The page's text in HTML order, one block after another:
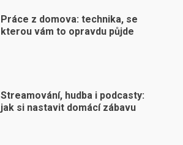
Práce z domova: technika, se
kterou vám to opravdu půjde
Streamování, hudba i podcasty:
jak si nastavit domácí zábavu